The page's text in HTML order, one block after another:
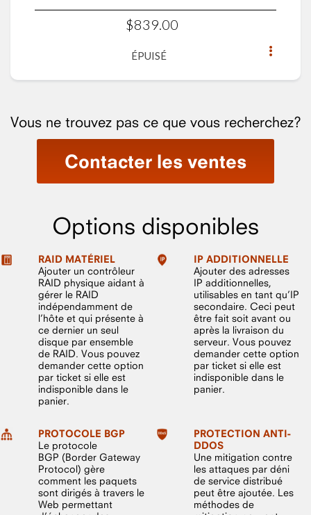
$839 00
ÉPUISÉ
Vous ne trouvez pas ce que vous recherchez?
Contacter les ventes
Options disponibles
RAID MATÉRIEL
Ajouter un contrôleur
RAID physique aidant à
gérer le RAID
indépendamment de
l’hôte et qui présente à
ce dernier un seul
disque par ensemble
de RAID. Vous pouvez
demander cette option
par ticket si elle est
indisponible dans le
panier.
IP ADDITIONNELLE
Ajouter des adresses
IP additionnelles,
utilisables en tant qu’IP
secondaire. Ceci peut
être fait soit avant ou
après la livraison du
serveur. Vous pouvez
demander cette option
par ticket si elle est
indisponible dans le
panier.
PROTOCOLE BGP
Le protocole
BGP (Border Gateway
Protocol) gère
comment les paquets
sont dirigés à travers le
Web permettant
PROTECTION ANTI-
DDOS
Une mitigation contre
les attaques par déni
de service distribué
peut être ajoutée. Les
méthodes de